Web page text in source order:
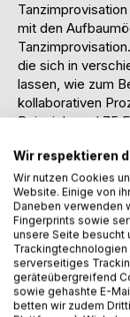
mit den
die sich in
lassen, wie zum
kollaborativen
Beispiele und 75
übernehmen,
Formate von
Neben Inspiration
praktische
Es werden
und
Jugendgruppen
veranschaulicht
Mit Gastartikeln
Wir respektieren
Wir nutzen Cookies
Website. Einige von
Daneben verwenden
Fingerprints sowie
unsere Seite besucht
serverseitiges
geräteübergreifend
sowie gehashte E-
betten wir zudem